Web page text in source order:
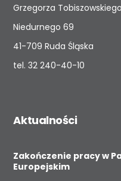
Grzegorza Tobiszowskiego
Niedurnego 69
41-709 Ruda Śląska
tel.32 240-40-10
Aktualności
Zakończenie pracy w
Europejskim